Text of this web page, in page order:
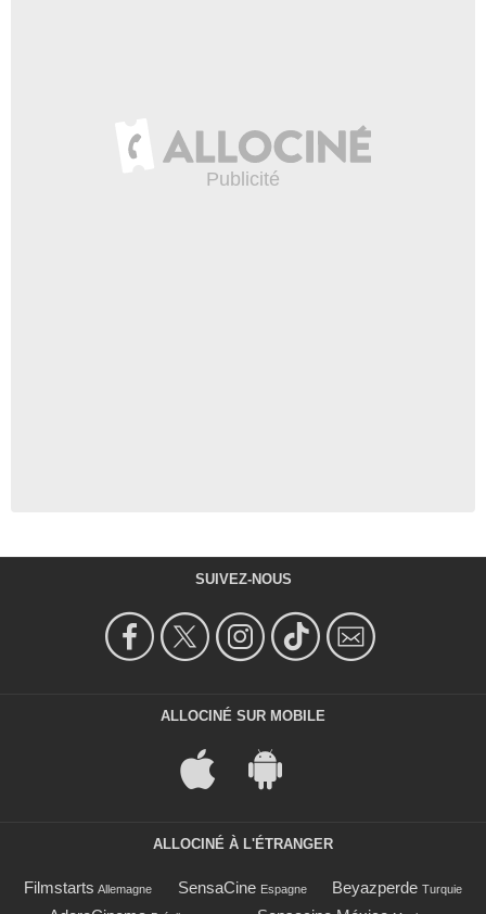
SUIVEZ-NOUS
ALLOCINÉ SUR MOBILE
ALLOCINÉ À L'ÉTRANGER
Filmstarts Allemagne SensaCine Espagne Beyazperde Turquie